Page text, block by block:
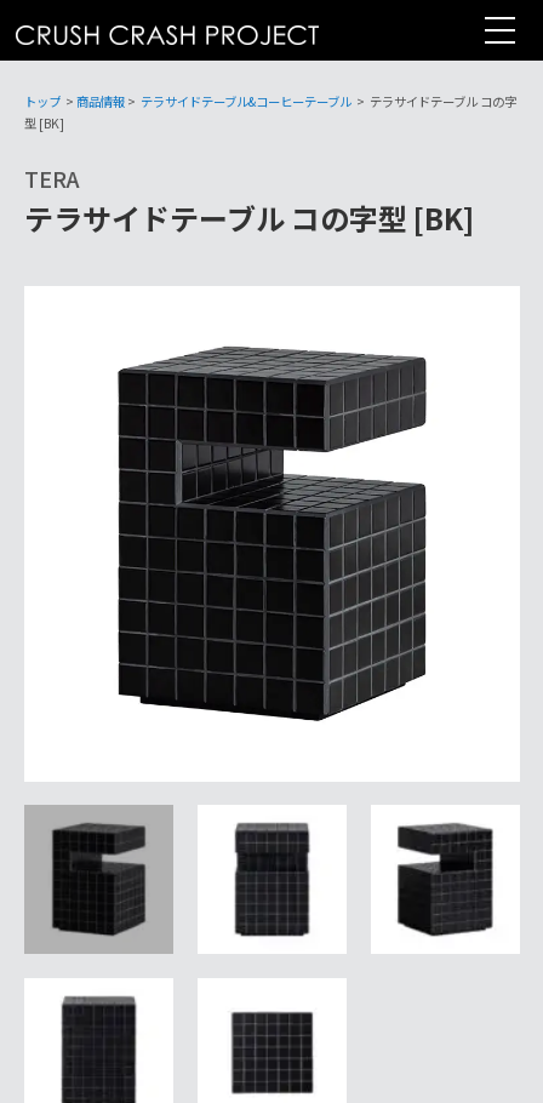
テ
トップ > 商品情報> テラサイドテーブル&コーヒーテーブル > テラサイドテーブル コの字
型 [BK]
TERA
テラサイドテーブル コの字型 [BK]